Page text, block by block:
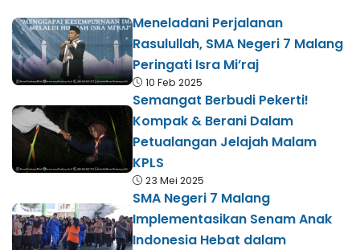
Meneladani Perjalanan
Rasulullah, SMA Negeri 7 Malang
Peringati Isra Mi’raj
10 Feb 2025
Semangat Berbudi Pekerti!
Kompak & Berani Dalam
Petualangan Jelajah Malam
KPLS
23 Mei 2025
SMA Negeri 7 Malang
Implementasikan Senam Anak
Indonesia Hebat dalam